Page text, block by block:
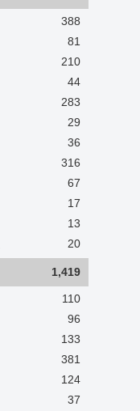
388
81
210
44
283
29
36
316
67
17
13
20
1,419
110
96
133
381
124
37